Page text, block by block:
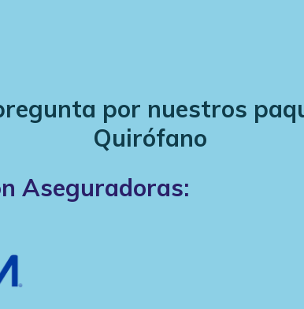
por nuestros
Quirófano
Aseguradoras: